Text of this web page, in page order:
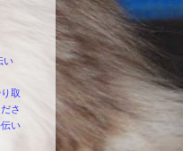
い
取
さ
い